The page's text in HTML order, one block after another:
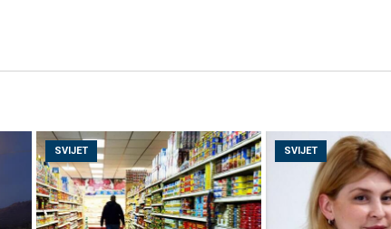
SVIJET SVIJET